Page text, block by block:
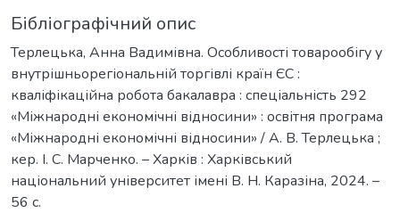
Бібліографічний опис
Терлецька, Анна Вадимівна. Особливості товарообігу у
внутрішньорегіональній торгівлі країн ЄС :
кваліфікаційна робота бакалавра : спеціальність 292
«Міжнародні економічні відносини» : освітня програма
«Міжнародні економічні відносини» / А. В. Терлецька ;
кер. І. С. Марченко. – Харків : Харківський
національний університет імені В. Н. Каразіна, 2024. –
56 с.